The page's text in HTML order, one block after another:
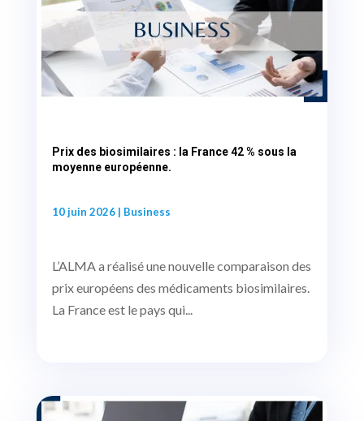
Prix des biosimilaires : la France 42 % sous la
moyenne européenne.
10 juin 2026| Business
L’ALMA a réalisé une nouvelle comparaison des
prix européens des médicaments biosimilaires.
La France est le pays qui...